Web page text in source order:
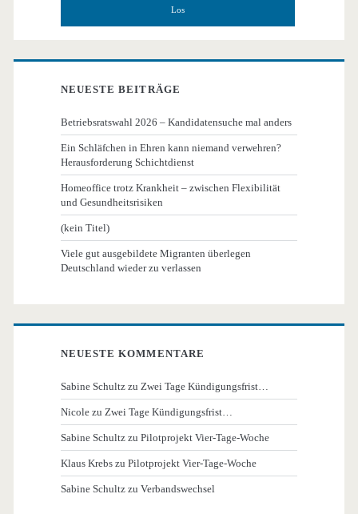
NEUESTE BEITRÄGE
Betriebsratswahl 2026 – Kandidatensuche mal anders
Ein Schläfchen in Ehren kann niemand verwehren?
Herausforderung Schichtdienst
Homeoffice trotz Krankheit – zwischen Flexibilität
und Gesundheitsrisiken
(kein Titel)
Viele gut ausgebildete Migranten überlegen
Deutschland wieder zu verlassen
NEUESTE KOMMENTARE
Sabine Schultz zu Zwei Tage Kündigungsfrist…
Nicole zu Zwei Tage Kündigungsfrist…
Sabine Schultz zuPilotprojekt Vier-Tage-Woche
Klaus Krebs zuPilotprojekt Vier-Tage-Woche
Sabine Schultz zuVerbandswechsel